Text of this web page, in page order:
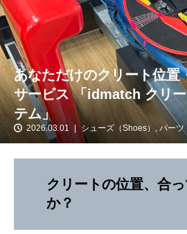
あなただけのクリート位置
サービス 「idmatch クリ
テム」
2026.03.01 シューズ（Shoes） , パーツ
クリートの位置、合
か？